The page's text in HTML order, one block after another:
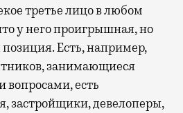
третье лицо в любом
у него проигрышная, но
Есть, например,
занимающиеся
есть
застройщики, девелоперы,